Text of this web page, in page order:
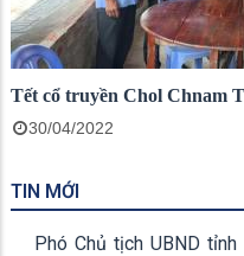
Tết cổ truyền Chol Chnam
30/04/2022
TIN MỚI
Phó Chủ tịch UBND